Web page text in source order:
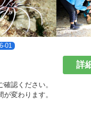
01
確認ください。
変わります。
詳